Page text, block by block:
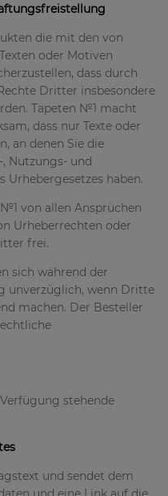
die mit den von
oder Motiven
dass durch
Dritter insbesondere
Tapeten №1 macht
dass nur Texte oder
an denen Sie die
Nutzungs- und
Urhebergesetzes haben.
von allen Ansprüchen
Urheberrechten oder
frei.
sich während der
unverzüglich, wenn Dritte
machen. Der Besteller
stehende
und sendet dem